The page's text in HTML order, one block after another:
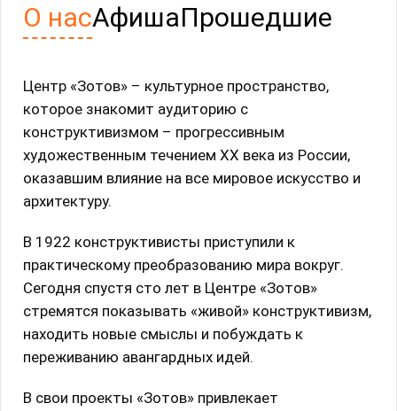
О насАфишаПрошедшие
Центр «Зотов» – культурное пространство,
которое знакомит аудиторию с
конструктивизмом – прогрессивным
художественным течением ХХ века из России,
оказавшим влияние на все мировое искусство и
архитектуру.
В 1922 конструктивисты приступили к
практическому преобразованию мира вокруг.
Сегодня спустя сто лет в Центре «Зотов»
стремятся показывать «живой» конструктивизм,
находить новые смыслы и побуждать к
переживанию авангардных идей.
В свои проекты «Зотов» привлекает